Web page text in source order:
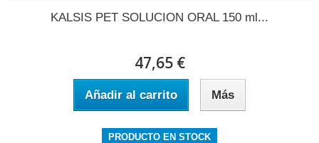
KALSIS PET SOLUCION ORAL 150 ml...
47,65 €
Añadir al carrito Más
PRODUCTO EN STOCK